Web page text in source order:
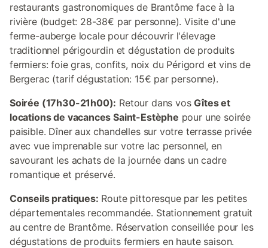
restaurants gastronomiques de Brantôme face à la
rivière (budget: 28-38€ par personne). Visite d'une
ferme-auberge locale pour découvrir l'élevage
traditionnel périgourdin et dégustation de produits
fermiers: foie gras, confits, noix du Périgord et vins de
Bergerac (tarif dégustation: 15€ par personne).
Soirée (17h30-21h00): Retour dans vosGîtes et
locations de vacances Saint-Estèphe pour une soirée
paisible. Dîner aux chandelles sur votre terrasse privée
avec vue imprenable sur votre lac personnel, en
savourant les achats de la journée dans un cadre
romantique et préservé.
Conseils pratiques: Route pittoresque par les petites
départementales recommandée. Stationnement gratuit
au centre de Brantôme. Réservation conseillée pour les
dégustations de produits fermiers en haute saison.